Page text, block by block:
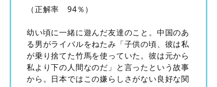
（正解率 94％）
幼い頃に一緒に遊んだ友達のこと。中国のあ
る男がライバルをねたみ「子供の頃、彼は私
が乗り捨てた竹馬を使っていた。彼は元から
私より下の人間なのだ」と言ったという故事
から。日本ではこの嫌らしさがない良好な関